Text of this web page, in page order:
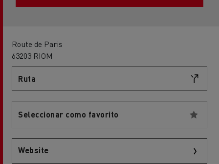
Route de Paris
63203 RIOM
Ruta
Seleccionar como favorito
Website